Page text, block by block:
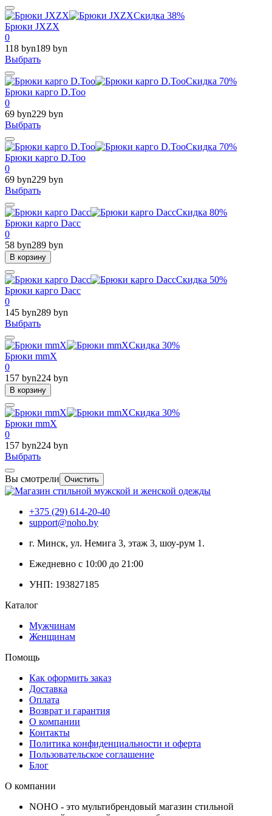
Скидка 38%
Брюки JXZX
0
118 byn189 byn
Выбрать
Скидка 70%
Брюки карго D.Too
0
69 byn229 byn
Выбрать
Скидка 70%
Брюки карго D.Too
0
69 byn229 byn
Выбрать
Скидка 80%
Брюки карго Dacc
0
58 byn289 byn
В корзину
Скидка 50%
Брюки карго Dacc
0
145 byn289 byn
Выбрать
Скидка 30%
Брюки mmX
0
157 byn224 byn
В корзину
Скидка 30%
Брюки mmX
0
157 byn224 byn
Выбрать
Вы смотрели Очистить
+375 (29) 614-20-40
support@noho.by
г. Минск, ул. Немига 3, этаж 3, шоу-рум 1.
Ежедневно с 10:00 до 21:00
УНП: 193827185
Каталог
Мужчинам
Женщинам
Помощь
Как оформить заказ
Доставка
Оплата
Возврат и гарантия
О компании
Контакты
Политика конфиденциальности и оферта
Пользовательское соглашение
Блог
О компании
NOHO - это мультибрендовый магазин стильной